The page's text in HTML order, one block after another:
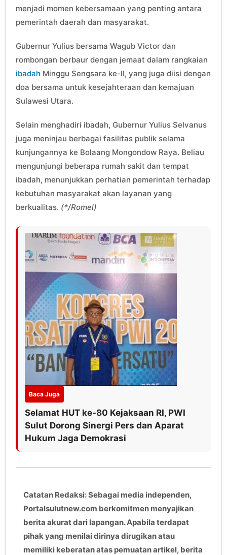
menjadi momen kebersamaan yang penting antara
pemerintah daerah dan masyarakat.
Gubernur Yulius bersama Wagub Victor dan
rombongan berbaur dengan jemaat dalam rangkaian
ibadah Minggu Sengsara ke-II, yang juga diisi dengan
doa bersama untuk kesejahteraan dan kemajuan
Sulawesi Utara.
Selain menghadiri ibadah, Gubernur Yulius Selvanus
juga meninjau berbagai fasilitas publik selama
kunjungannya ke Bolaang Mongondow Raya. Beliau
mengunjungi beberapa rumah sakit dan tempat
ibadah, menunjukkan perhatian pemerintah terhadap
kebutuhan masyarakat akan layanan yang
berkualitas. (*/Romel)
Baca Juga
Selamat HUT ke-80 Kejaksaan RI, PWI
Sulut Dorong Sinergi Pers dan Aparat
Hukum Jaga Demokrasi
Catatan Redaksi: Sebagai media independen,
Portalsulutnew.com berkomitmen menyajikan
berita akurat dari lapangan. Apabila terdapat
pihak yang menilai dirinya dirugikan atau
memiliki keberatan atas pemuatan artikel, berita